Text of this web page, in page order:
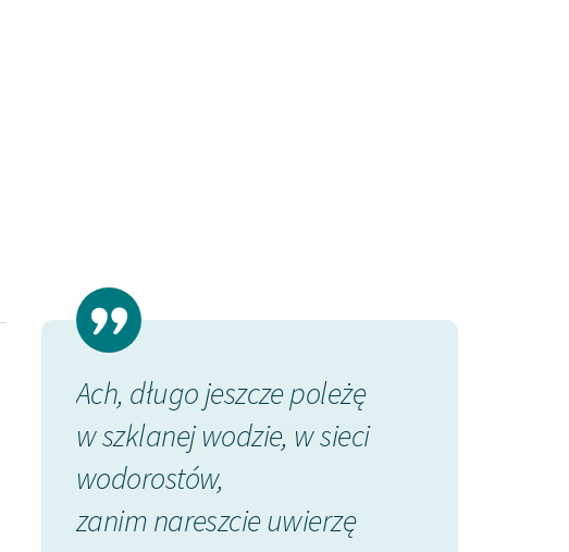
Ach, długo jeszcze poleżę
w szklanej wodzie, w sieci
wodorostów,
zanim nareszcie uwierzę